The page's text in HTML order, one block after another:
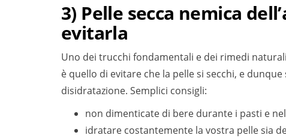
3) Pelle secca nemica
evitarla
Uno dei trucchi fondamentali e dei rimedi
è quello di evitare che la pelle si secchi, e
disidratazione. Semplici consigli:
non dimenticate di bere durante i pasti e
idratare costantemente la vostra pelle sia